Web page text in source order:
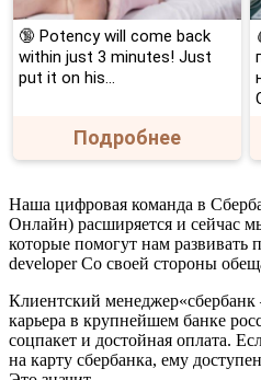
🔞 Potency will come back
within just 3 minutes! Just
put it on his…
Подробнее
Наша цифровая команда в
Онлайн) расширяется и сейчас
которые помогут нам развивать
developer Со своей стороны
Клиентский
карьера в крупнейшем банке
соцпакет и достойная оплата.
на карту сбербанка, ему